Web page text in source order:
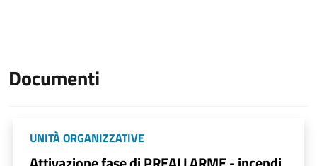
Documenti
UNITÀ ORGANIZZATIVE